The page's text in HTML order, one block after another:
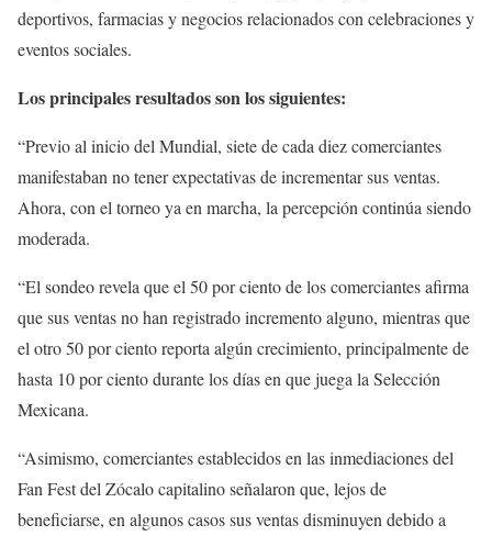
deportivos, farmacias y negocios relacionados con celebraciones y
eventos sociales.
Los principales resultados son los siguientes:
“Previo al inicio del Mundial, siete de cada diez comerciantes
manifestaban no tener expectativas de incrementar sus ventas.
Ahora, con el torneo ya en marcha, la percepción continúa siendo
moderada.
“El sondeo revela que el 50 por ciento de los comerciantes afirma
que sus ventas no han registrado incremento alguno, mientras que
el otro 50 por ciento reporta algún crecimiento, principalmente de
hasta 10 por ciento durante los días en que juega la Selección
Mexicana.
“Asimismo, comerciantes establecidos en las inmediaciones del
Fan Fest del Zócalo capitalino señalaron que, lejos de
beneficiarse, en algunos casos sus ventas disminuyen debido a